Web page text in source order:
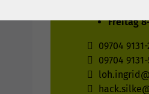
Freitag
09704
09704